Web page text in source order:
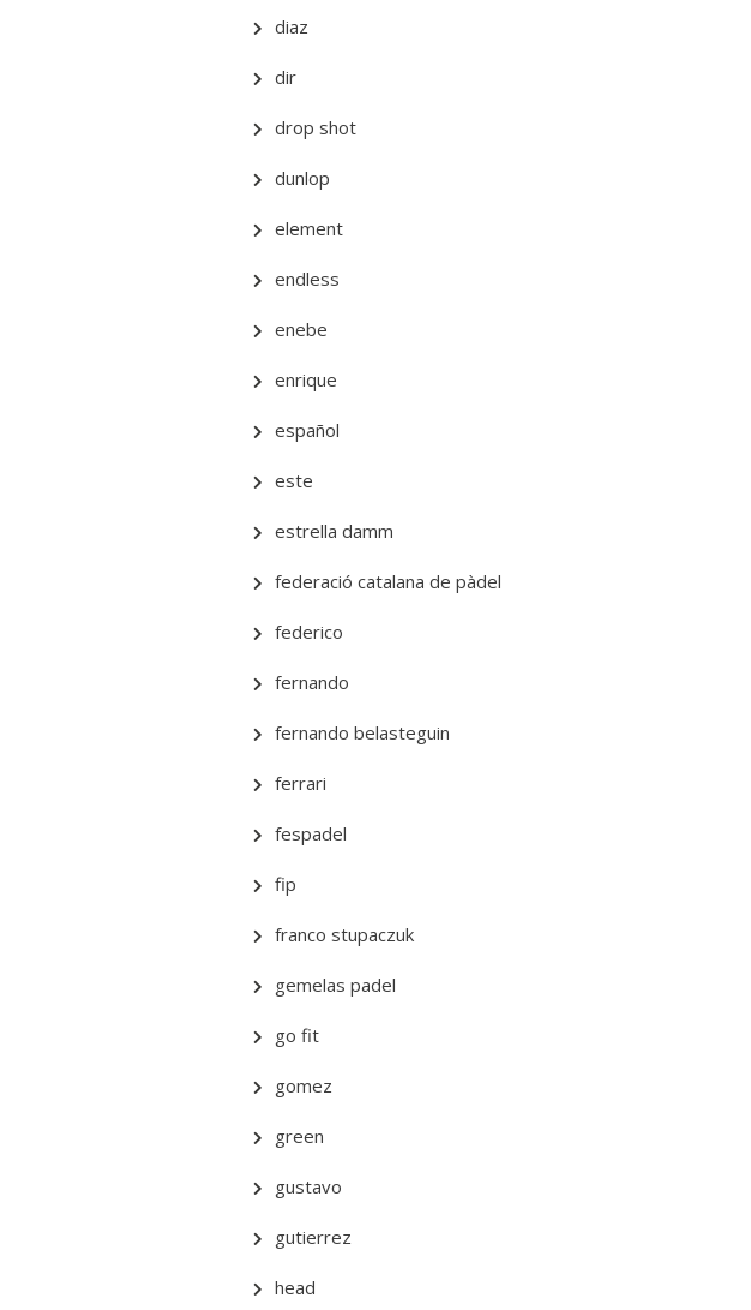
diaz
dir
drop shot
dunlop
element
endless
enebe
enrique
español
este
estrella damm
federació catalana de pàdel
federico
fernando
fernando belasteguin
ferrari
fespadel
fip
franco stupaczuk
gemelas padel
go fit
gomez
green
gustavo
gutierrez
head